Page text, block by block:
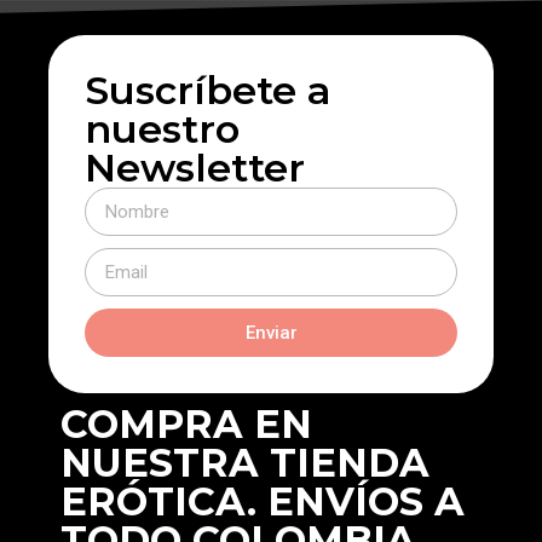
Suscríbete a
nuestro
Newsletter
Enviar
COMPRA EN
NUESTRA TIENDA
ERÓTICA. ENVÍOS A